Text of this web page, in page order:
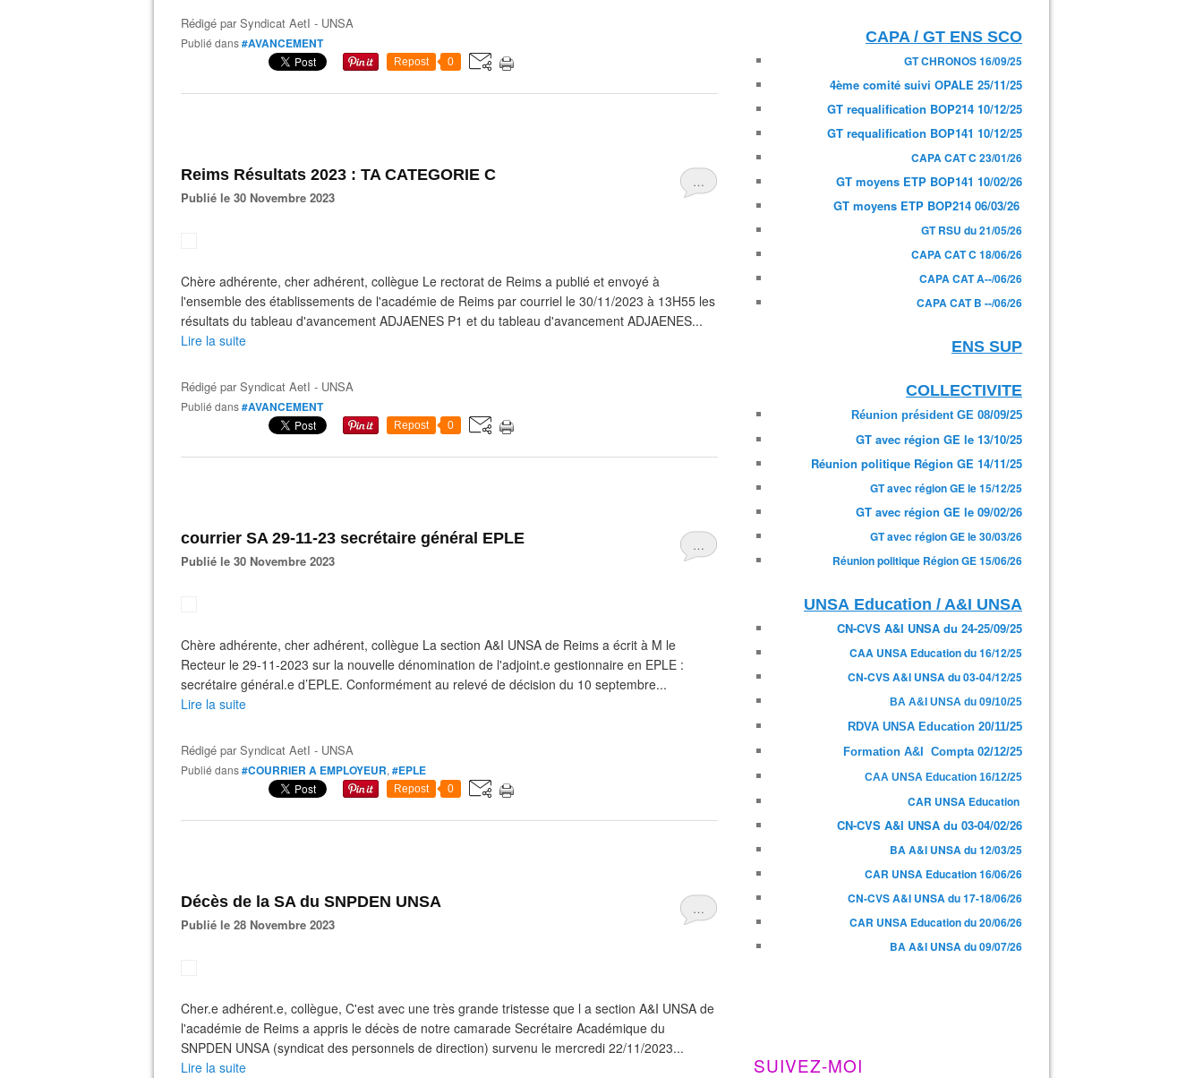
Rédigé parSyndicat AetI - UNSA
Publié dans#AVANCEMENT
Repost 0
…
Reims Résultats 2023 : TA CATEGORIE C
Publié le 30 Novembre 2023
Chère adhérente, cher adhérent, collègue Le rectorat de Reims a publié et envoyé à
l'ensemble des établissements de l'académie de Reims par courriel le 30/11/2023 à 13H55 les
résultats du tableau d'avancement ADJAENES P1 et du tableau d'avancement ADJAENES...
Lire la suite
Rédigé parSyndicat AetI - UNSA
Publié dans#AVANCEMENT
Repost 0
…
courrier SA 29-11-23 secrétaire général EPLE
Publié le 30 Novembre 2023
Chère adhérente, cher adhérent, collègue La section A&I UNSA de Reims a écrit à M le
Recteur le 29-11-2023 sur la nouvelle dénomination de l'adjoint.e gestionnaire en EPLE :
secrétaire général.e d’EPLE. Conformément au relevé de décision du 10 septembre...
Lire la suite
Rédigé parSyndicat AetI - UNSA
Publié dans#COURRIER A EMPLOYEUR, #EPLE
Repost 0
…
Décès de la SA du SNPDEN UNSA
Publié le 28 Novembre 2023
Cher.e adhérent.e, collègue, C'est avec une très grande tristesse que l a section A&I UNSA de
l'académie de Reims a appris le décès de notre camarade Secrétaire Académique du
SNPDEN UNSA (syndicat des personnels de direction) survenu le mercredi 22/11/2023...
Lire la suite
CAPA / GT ENS SCO
GT CHRONOS 16/09/25
4ème comité suivi OPALE 25/11/25
GT requalification BOP214 10/12/25
GT requalification BOP141 10/12/25
CAPA CAT C 23/01/26
GT moyens ETP BOP141 10/02/26
GT moyens ETP BOP214 06/03/26
GT RSU du 21/05/26
CAPA CAT C 18/06/26
CAPA CAT A--/06/26
CAPA CAT B --/06/26
ENS SUP
COLLECTIVITE
Réunion président GE 08/09/25
GT avec région GE le 13/10/25
Réunion politique Région GE 14/11/25
GT avec région GE le 15/12/25
GT avec région GE le 09/02/26
GT avec région GE le 30/03/26
Réunion politique Région GE 15/06/26
UNSA Education / A&I UNSA
CN-CVS A&I UNSA du 24-25/09/25
CAA UNSA Education du 16/12/25
CN-CVS A&I UNSA du 03-04/12/25
BA A&I UNSA du 09/10/25
RDVA UNSA Education 20/11/25
Formation A&I Compta 02/12/25
CAA UNSA Education 16/12/25
CAR UNSA Education
CN-CVS A&I UNSA du 03-04/02/26
BA A&I UNSA du 12/03/25
CAR UNSA Education 16/06/26
CN-CVS A&I UNSA du 17-18/06/26
CAR UNSA Education du 20/06/26
BA A&I UNSA du 09/07/26
SUIVEZ-MOI